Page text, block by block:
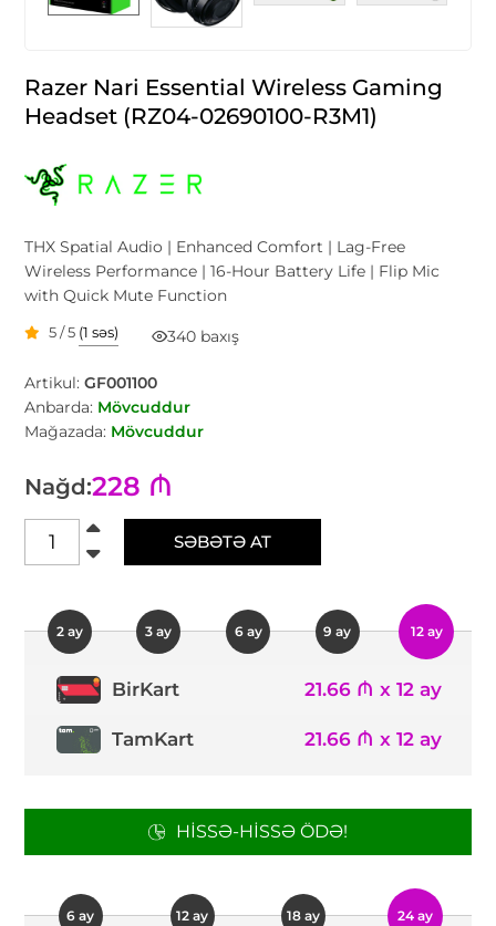
Razer Nari Essential Wireless Gaming
Headset (RZ04-02690100-R3M1)
THX Spatial Audio | Enhanced Comfort | Lag-Free
Wireless Performance | 16-Hour Battery Life | Flip Mic
with Quick Mute Function
5 / 5 (1 səs) 340 baxış
Artikul:GF001100
Anbarda: Mövcuddur
Mağazada: Mövcuddur
Nağd:228 ₼
SƏBƏTƏ AT
2 ay 3 ay 6 ay 9 ay 12 ay
BirKart 21.66 ₼ x 12 ay
TamKart 21.66 ₼ x 12 ay
HISSƏ-HISSƏ ÖDƏ!
6 ay 12 ay 18 ay 24 ay